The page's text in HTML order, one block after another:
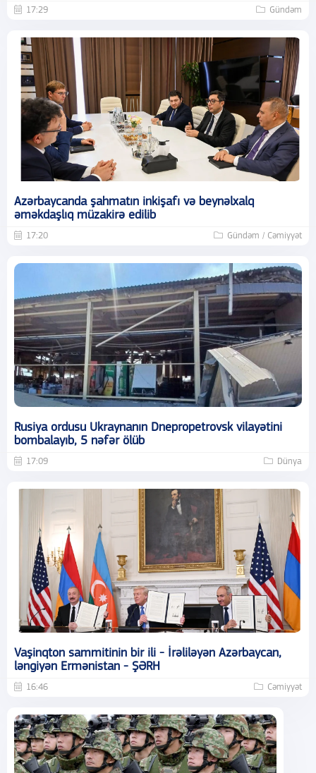
17:29 Gündəm
Azərbaycanda şahmatın inkişafı və beynəlxalq
əməkdaşlıq müzakirə edilib
17:20 Gündəm / Cəmiyyət
Rusiya ordusu Ukraynanın Dnepropetrovsk vilayətini
bombalayıb, 5 nəfər ölüb
17:09 Dünya
Vaşinqton sammitinin bir ili - İrəliləyən Azərbaycan,
ləngiyən Ermənistan - ŞƏRH
16:46 Cəmiyyət